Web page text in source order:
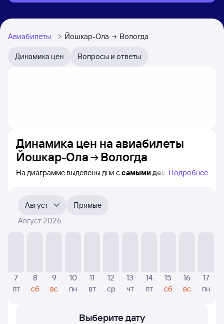
Авиабилеты Йошкар-Ола Вологда
Динамика цен Вопросы и ответы
Динамика цен на авиабилеты
Йошкар-Ола
Вологда
На диаграмме выделены дни ссамыми дешёвыми
4-5 месяца. Выберите дату, перейдите по клику
к поиску авиабилетов и просмотру
Если никто не искал авиабилетов по маршруту
Йошкар-Ола — Вологда, то цены могут отсутствовать
частично или полностью. В этом случае заполните
Подробнее
Август
Прямые
Август 2026
7
пт
8
сб
9
вс
10
пн
11
вт
12
ср
13
чт
14
пт
15
сб
16
вс
17
пн
Выберите дату